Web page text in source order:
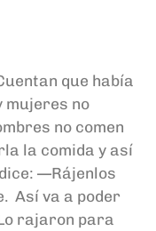
que había
mujeres no
no comen
la comida y así
—Rájenlos
Así va a poder
rajaron para